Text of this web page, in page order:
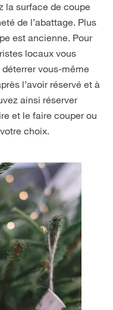
la surface de coupe
de l’abattage. Plus
est ancienne. Pour
locaux vous
vous-même
l’avoir réservé et à
ainsi réserver
et le faire couper ou
choix.